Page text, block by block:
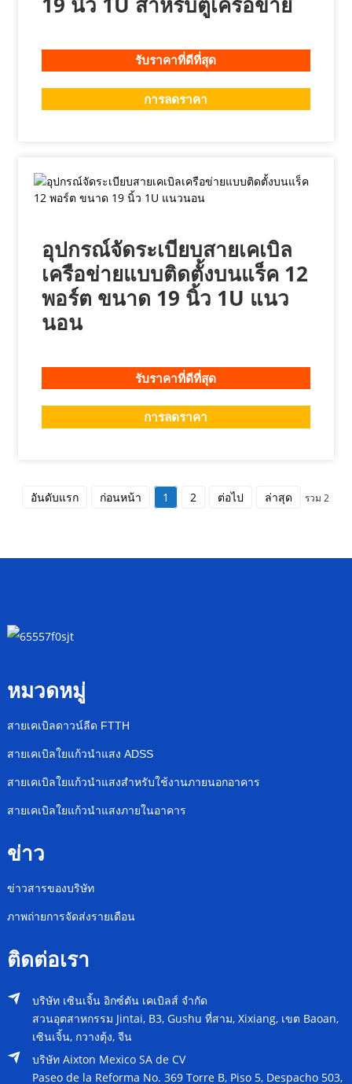
รับราคาที่ดีที่สุด
การลดราคา
อุปกรณ์จัดระเบียบสายเคเบิล
เครือข่ายแบบติดตั้งบนแร็ค 12
พอร์ต ขนาด 19 นิ้ว 1U แนว
นอน
รับราคาที่ดีที่สุด
การลดราคา
อันดับแรก ก่อนหน้า 1 2 ต่อไป ล่าสุด รวม 2
หมวดหมู่
สายเคเบิลดาวน์ลีด FTTH
สายเคเบิลใยแก้วนำแสง ADSS
สายเคเบิลใยแก้วนำแสงสำหรับใช้งานภายนอกอาคาร
สายเคเบิลใยแก้วนำแสงภายในอาคาร
ข่าว
ข่าวสารของบริษัท
ภาพถ่ายการจัดส่งรายเดือน
ติดต่อเรา
บริษัท เซินเจิ้น อิกซ์ตัน เคเบิลส์ จำกัด
สวนอุตสาหกรรม Jintai, B3, Gushu ที่สาม, Xixiang, เขต Baoan,
เซินเจิ้น, กวางตุ้ง, จีน
บริษัท Aixton Mexico SA de CV
Paseo de la Reforma No. 369 Torre B, Piso 5, Despacho 503,